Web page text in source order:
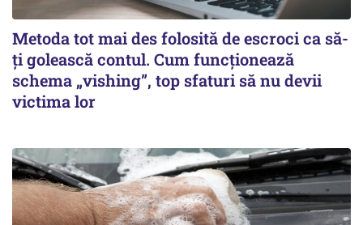
Metoda tot mai des folosită de escroci ca să-
ți golească contul. Cum funcționează
schema „vishing”, top sfaturi să nu devii
victima lor